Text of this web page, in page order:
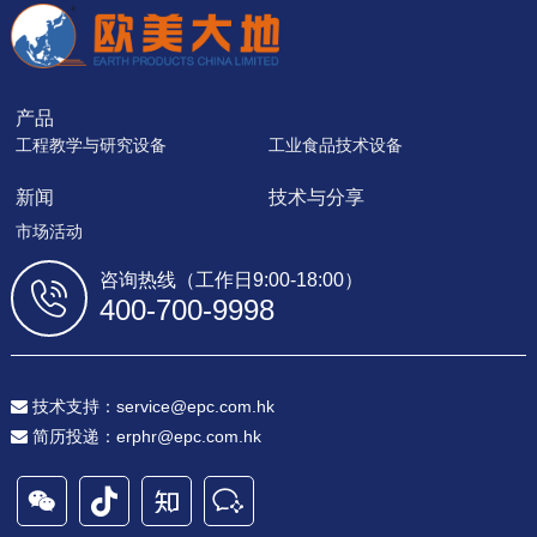
产品
工程教学与研究设备 工业食品技术设备
新闻
市场活动
技术与分享
咨询热线（工作日9:00-18:00）
400-700-9998
技术支持：service@epc.com.hk
简历投递：erphr@epc.com.hk